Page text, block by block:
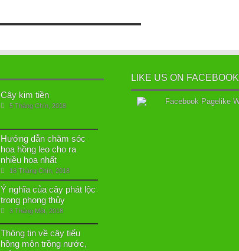
Cây kim tiền
5 Tháng Chín, 2018
Hướng dẫn chăm sóc
hoa hồng leo cho ra
nhiều hoa nhất
18 Tháng Chín, 2018
Ý nghĩa của cây phát lộc
trong phong thủy
3 Tháng Một, 2018
Thông tin về cây tiểu
hồng môn trồng nước,
LIKE US ON FACEBOOK